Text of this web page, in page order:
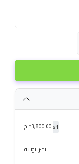
x1
3,800.00د.ج
اختر الولاية